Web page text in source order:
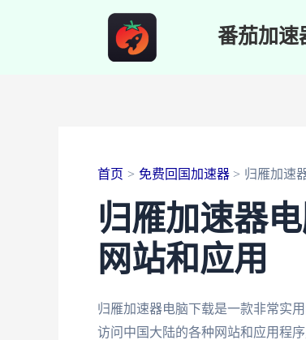
番茄加速
首页 免费回国加速器 归雁加速
归雁加速器
网站和应用
归雁加速器电脑下载是一款非常实
访问中国大陆的各种网站和应用程